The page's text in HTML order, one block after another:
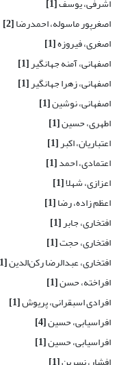
اشرفی، یوسف[1]
اصغرپور ماسوله، احمدرضا[2]
اصغری، فیروزه[1]
اصفهانی، آمنه جهانگیر[1]
اصفهانی، زهرا جهانگیر[1]
اصفهانی، نوشین[1]
اطهری، حسین[1]
اعتباریان، اکبر[1]
اعتمادی، احمد[1]
اعزازی، شهلا[1]
اعظم زاده، رضا[1]
افتخاری، جابر[1]
افتخاری، حجت[1]
افتخاری، عبدالرضا رکن‌الدین[1]
افراخته، حسن[1]
افرادی اسبقرانی، پریوش[1]
افراسیابی، حسین[4]
افراسیابی، حسین[1]